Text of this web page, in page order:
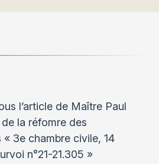
l’article de Maître Paul
la réfomre des
3e chambre civile, 14
n°21-21.305 »